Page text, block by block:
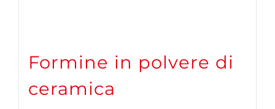
Formine in polvere di
ceramica